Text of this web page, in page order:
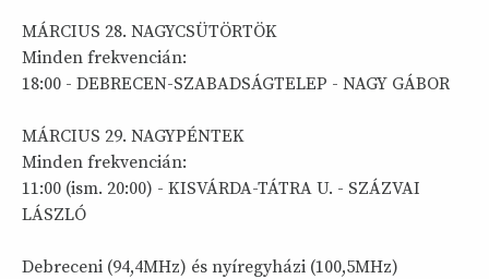
MÁRCIUS 28. NAGYCSÜTÖRTÖK
Minden frekvencián:
18:00 - DEBRECEN-SZABADSÁGTELEP - NAGY GÁBOR
MÁRCIUS 29. NAGYPÉNTEK
Minden frekvencián:
11:00 (ism. 20:00) - KISVÁRDA-TÁTRA U. - SZÁZVAI
LÁSZLÓ
Debreceni (94,4MHz) és nyíregyházi (100,5MHz)